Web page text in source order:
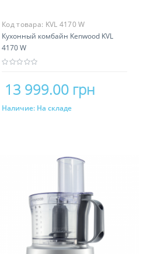
Код товара: KVL 4170 W
Кухонный комбайн Kenwood KVL
4170 W
13 999.00 грн
Купить
Наличие: На складе